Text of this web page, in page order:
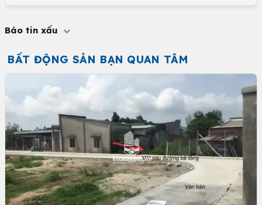
Báo tin xấu
BẤT ĐỘNG SẢN BẠN QUAN TÂM